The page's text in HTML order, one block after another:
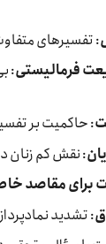
: تفسیرهای
فرمالیستی:
: حاکمیت بر
: نقش کم زنان
برای مقاصد
: تشدید